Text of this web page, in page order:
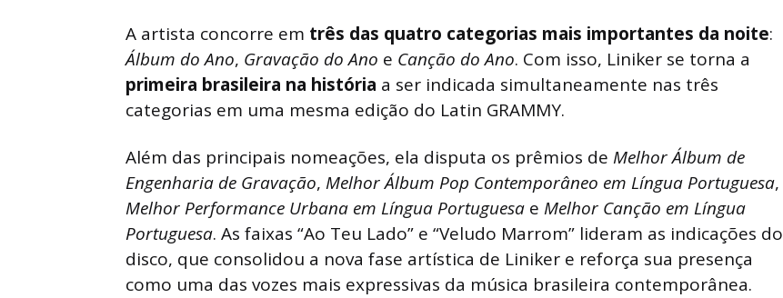
A artista concorre em três das quatro categorias mais importantes da noite:
Álbum do Ano, Gravação do Ano e Canção do Ano. Com isso, Liniker se torna a
primeira brasileira na história a ser indicada simultaneamente nas três
categorias em uma mesma edição do Latin GRAMMY.
Além das principais nomeações, ela disputa os prêmios de Melhor Álbum de
Engenharia de Gravação, Melhor Álbum Pop Contemporâneo em Língua Portuguesa,
Melhor Performance Urbana em Língua Portuguesa e Melhor Canção em Língua
Portuguesa. As faixas “Ao Teu Lado” e “Veludo Marrom” lideram as indicações do
disco, que consolidou a nova fase artística de Liniker e reforça sua presença
como uma das vozes mais expressivas da música brasileira contemporânea.